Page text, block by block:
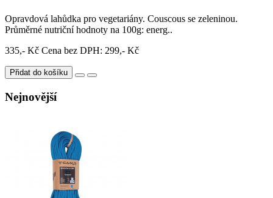
Opravdová lahůdka pro vegetariány. Couscous se zeleninou.
Průměrné nutriční hodnoty na 100g: energ..
335,- Kč Cena bez DPH: 299,- Kč
Přidat do košíku
Nejnovější